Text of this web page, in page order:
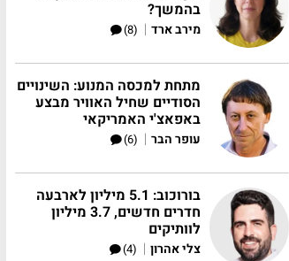
בהמשך?
מירב ארד |
(8)
מתחת למכסה המנוע: השינויים
הסודיים שחיל האוויר מבצע
באפאצ'י האמריקאי
עופר הבר |
(6)
בורוכוב: 5.1 מיליון לארבעה
חדרים חדשים, 3.7 מיליון
לוותיקים
צלי אהרון |
(4)